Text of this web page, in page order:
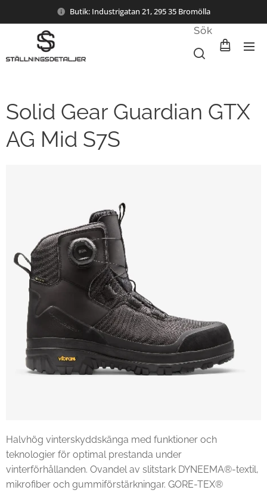
Butik: Industrigatan 21, 295 35 Bromölla
Sök
Solid Gear Guardian GTX
AG Mid S7S
Halvhög vinterskyddskänga med funktioner och
teknologier för optimal prestanda under
vinterförhållanden. Ovandel av slitstark DYNEEMA®-textil,
mikrofiber och gummiförstärkningar. GORE-TEX®